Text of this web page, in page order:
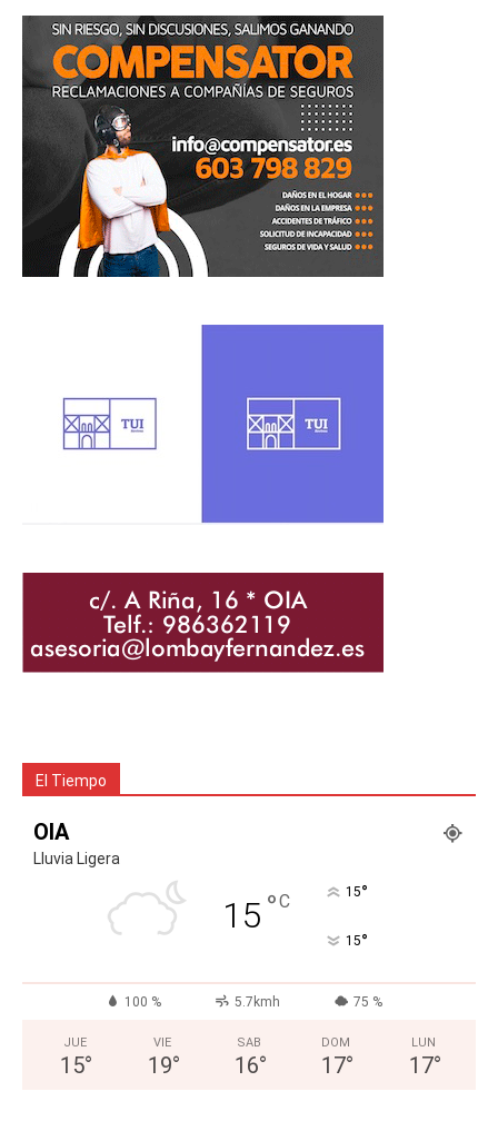
El Tiempo
OIA
Lluvia Ligera
15 °C 15°
15°
100 % 5.7kmh 75 %
JUE
15°
VIE
19°
SAB
16°
DOM
17°
LUN
17°